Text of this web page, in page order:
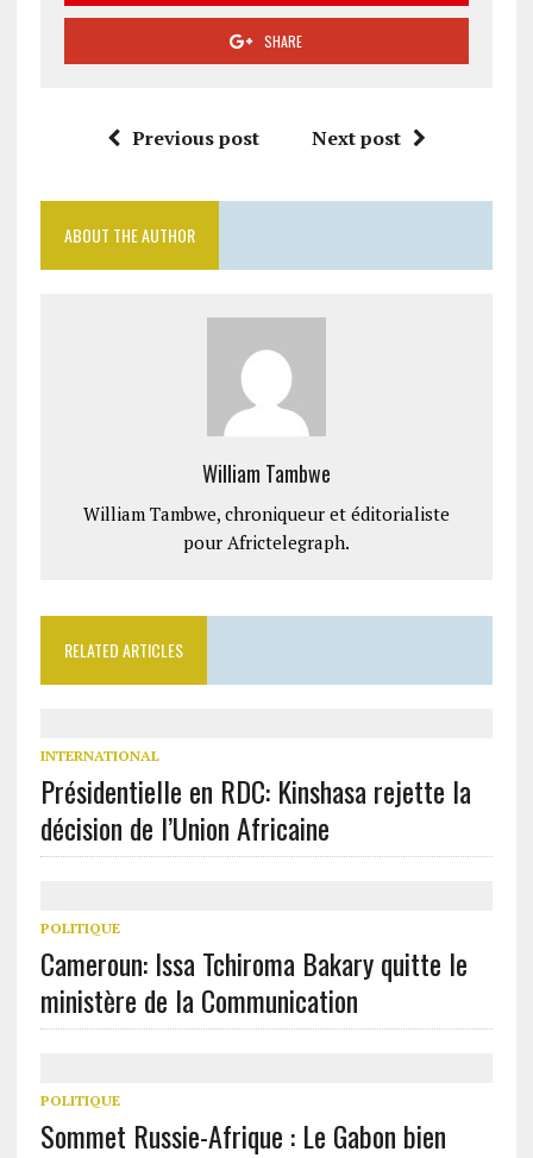
SHARE
Previous post Next post
ABOUT THE AUTHOR
William Tambwe
William Tambwe, chroniqueur et éditorialiste
pour Africtelegraph.
RELATED ARTICLES
INTERNATIONAL
Présidentielle en RDC: Kinshasa rejette la
décision de l’Union Africaine
POLITIQUE
Cameroun: Issa Tchiroma Bakary quitte le
ministère de la Communication
POLITIQUE
Sommet Russie-Afrique : Le Gabon bien